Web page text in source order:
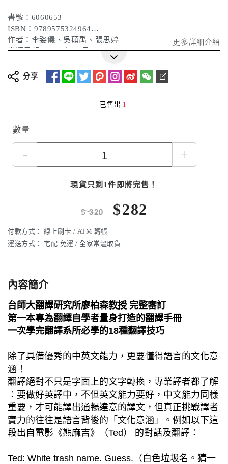
書號：6060653
ISBN：9789575324964
作者：李姿儀、吳碩禹、張思婷
出版日期：2017年05月
更多詳細介紹
分享
已售出 1
數量
- +
現貨只剩1件即將完售！
$320 $282
付款方式： 線上刷卡 / ATM 轉帳
運送方式：
宅配-免運 / 全家常溫取貨
內容簡介
台師大翻譯研究所廖柏森教授 完整審訂
第一本專為翻譯自學者量身打造的翻譯手冊
一次學完翻譯系所必學的18種翻譯技巧
除了具備優秀的中英文能力，更要懂得語言的文化意
涵！
翻譯絕對不只是字面上的文字轉換，專業譯者都了解
︰要做好英譯中，不但英文能力要好，中文能力同樣
重要，才可能譯出通暢達意的譯文，但真正挑戰譯者
實力的往往是語言背後的「文化意涵」。例如以下這
段出自電影《熊麻吉》（Ted） 的對話及翻譯：
Ted: White trash name. Guess.（白色垃圾名。猜一